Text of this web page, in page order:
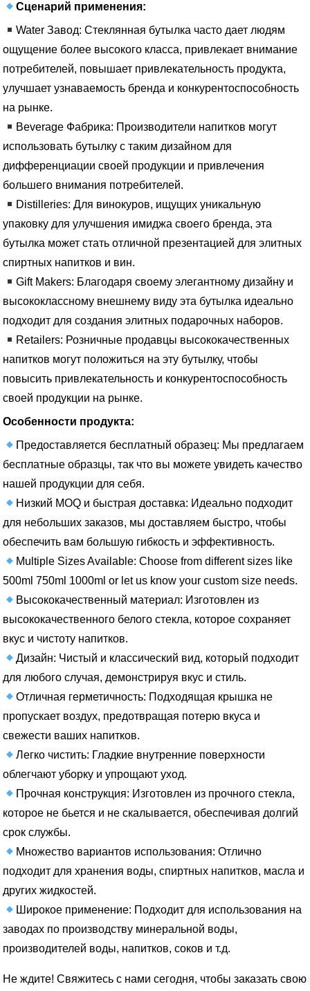
Сценарий применения:
Water Завод: Стеклянная бутылка часто дает людям
ощущение более высокого класса, привлекает внимание
потребителей, повышает привлекательность продукта,
улучшает узнаваемость бренда и конкурентоспособность
на рынке.
Beverage Фабрика: Производители напитков могут
использовать бутылку с таким дизайном для
дифференциации своей продукции и привлечения
большего внимания потребителей.
Distilleries: Для винокуров, ищущих уникальную
упаковку для улучшения имиджа своего бренда, эта
бутылка может стать отличной презентацией для элитных
спиртных напитков и вин.
Gift Makers: Благодаря своему элегантному дизайну и
высококлассному внешнему виду эта бутылка идеально
подходит для создания элитных подарочных наборов.
Retailers: Розничные продавцы высококачественных
напитков могут положиться на эту бутылку, чтобы
повысить привлекательность и конкурентоспособность
своей продукции на рынке.
Особенности продукта:
Предоставляется бесплатный образец: Мы предлагаем
бесплатные образцы, так что вы можете увидеть качество
нашей продукции для себя.
Низкий MOQ и быстрая доставка: Идеально подходит
для небольших заказов, мы доставляем быстро, чтобы
обеспечить вам большую гибкость и эффективность.
Multiple Sizes Available: Choose from different sizes like
500ml 750ml 1000ml or let us know your custom size needs.
Высококачественный материал: Изготовлен из
высококачественного белого стекла, которое сохраняет
вкус и чистоту напитков.
Дизайн: Чистый и классический вид, который подходит
для любого случая, демонстрируя вкус и стиль.
Отличная герметичность: Подходящая крышка не
пропускает воздух, предотвращая потерю вкуса и
свежести ваших напитков.
Легко чистить: Гладкие внутренние поверхности
облегчают уборку и упрощают уход.
Прочная конструкция: Изготовлен из прочного стекла,
которое не бьется и не скалывается, обеспечивая долгий
срок службы.
Множество вариантов использования: Отлично
подходит для хранения воды, спиртных напитков, масла и
других жидкостей.
Широкое применение: Подходит для использования на
заводах по производству минеральной воды,
производителей воды, напитков, соков и т.д.
Не ждите! Свяжитесь с нами сегодня, чтобы заказать свою